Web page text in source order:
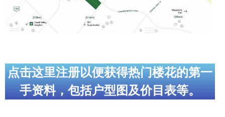
点击这里注册以便获得热门楼花的第一
手资料，包括户型图及价目表等。